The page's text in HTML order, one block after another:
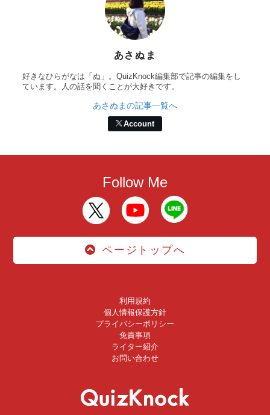
あさぬま
好きなひらがなは「ぬ」。QuizKnock編集部で記事の編集をし
ています。人の話を聞くことが大好きです。
あさぬまの記事一覧へ
Account
Follow Me
ページトップへ
利用規約
個人情報保護方針
プライバシーポリシー
免責事項
ライター紹介
お問い合わせ